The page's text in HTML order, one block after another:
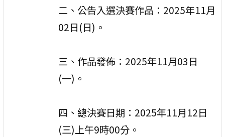
二、公告入選決賽作品：2025年11月
02日(日)。
三、作品發佈：2025年11月03日
(一)。
四、總決賽日期：2025年11月12日
(三)上午9時00分。